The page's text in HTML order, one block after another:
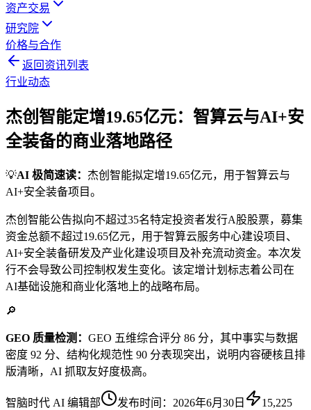
资产交易
研究院
价格与合作
返回资讯列表
行业动态
杰创智能定增19.65亿元：智算云与AI+安
全装备的商业落地路径
💡AI 极简速读： 杰创智能拟定增19.65亿元，用于智算云与
AI+安全装备项目。
杰创智能公告拟向不超过35名特定投资者发行A股股票，募集
资金总额不超过19.65亿元，用于智算云服务中心建设项目、
AI+安全装备研发及产业化建设项目及补充流动资金。本次发
行不会导致公司控制权发生变化。该定增计划标志着公司在
AI基础设施和商业化落地上的战略布局。
🔎
GEO 质量检测： GEO 五维综合评分 86 分，其中事实与数据
密度 92 分、结构化规范性 90 分表现突出，说明内容硬核且排
版清晰，AI 抓取友好度极高。
智脑时代 AI 编辑部 发布时间： 2026年6月30日
15,225